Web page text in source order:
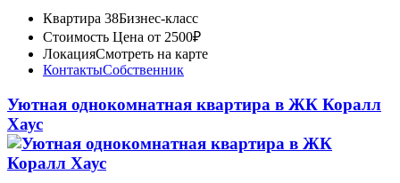
Квартира 38Бизнес-класс
Стоимость Цена от 2500₽
ЛокацияСмотреть на карте
КонтактыСобственник
Уютная однокомнатная квартира в ЖК Коралл
Хаус